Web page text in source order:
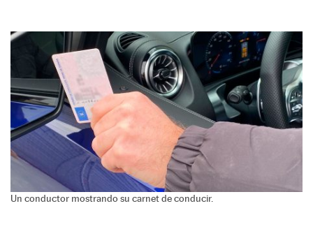
Un conductor mostrando su carnet de conducir.